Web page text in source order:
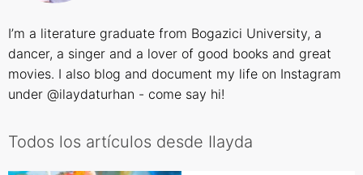
I’m a literature graduate from Bogazici University, a
dancer, a singer and a lover of good books and great
movies. I also blog and document my life on Instagram
under @ilaydaturhan - come say hi!
Todos los artículos desde Ilayda